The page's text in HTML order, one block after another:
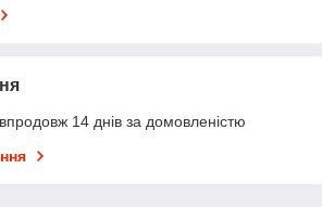
14 днів за домовленістю